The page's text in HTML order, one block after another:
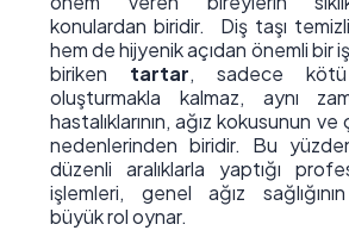
konulardan biridir. Diş taşı
hem de hijyenik açıdan önemli bir
biriken tartar, sadece
oluşturmakla kalmaz, aynı
hastalıklarının, ağız kokusunun
nedenlerinden biridir. Bu
düzenli aralıklarla yaptığı
işlemleri, genel ağız
büyük rol oynar.